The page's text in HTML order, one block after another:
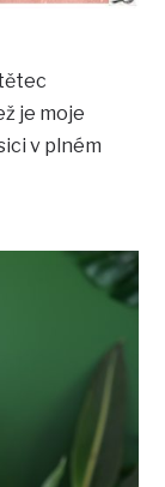
je moje
v plném